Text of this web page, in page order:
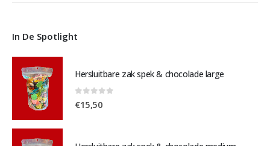
In De Spotlight
Hersluitbare zak spek & chocolade large
€15,50